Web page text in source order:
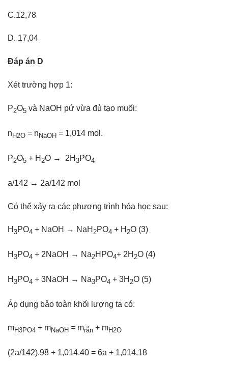
C.12,78
D. 17,04
Đáp án D
Xét trường hợp 1:
P2O5 và NaOH pứ vừa đủ tạo muối:
n H2O = n NaOH = 1,014 mol.
P2O5 + H 2O → 2H 3PO4
a/142 → 2a/142 mol
Có thể xảy ra các phương trình hóa học sau:
H 3PO4 + NaOH → NaH 2PO4 + H 2O (3)
H 3PO4 + 2NaOH → Na2HPO4+ 2H 2O (4)
H 3PO4 + 3NaOH → Na3PO4 + 3H 2O (5)
Áp dụng bảo toàn khối lượng ta có:
mH3PO4 + mNaOH = mrắn + mH2O
(2a/142).98 + 1,014.40 = 6a + 1,014.18